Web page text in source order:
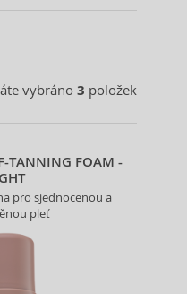
vybráno 3 položek
TANNING FOAM -
pro sjednocenou a
pleť